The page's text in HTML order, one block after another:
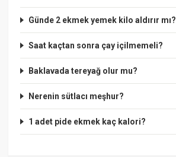
Günde 2 ekmek yemek kilo aldırır mı?
Saat kaçtan sonra çay içilmemeli?
Baklavada tereyağ olur mu?
Nerenin sütlacı meşhur?
1 adet pide ekmek kaç kalori?